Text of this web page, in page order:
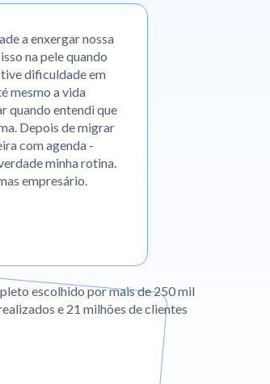
a enxergar nossa
na pele quando
dificuldade em
mesmo a vida
quando entendi que
Depois de migrar
com agenda -
minha rotina.
empresário.
escolhido por mais de 250 mil
e 21 milhões de clientes